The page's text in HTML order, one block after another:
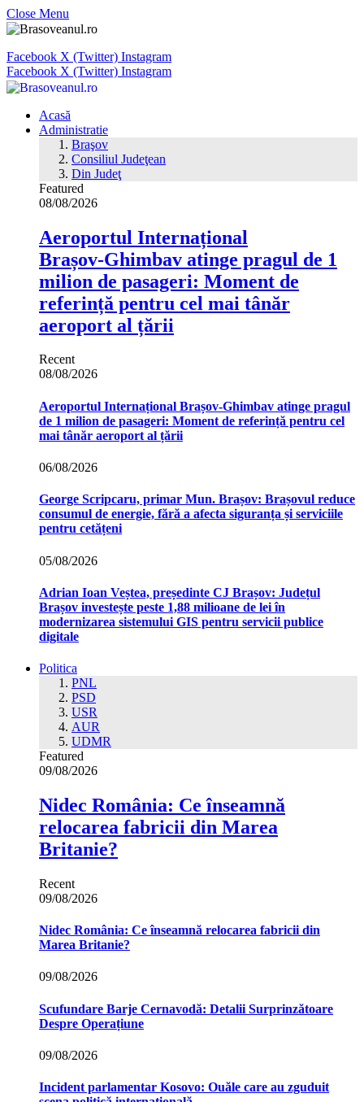
Close Menu
Facebook X (Twitter) Instagram
Facebook X (Twitter) Instagram
Acasă
Administratie
Braşov
Consiliul Judeţean
Din Judeţ
Featured
08/08/2026
Aeroportul Internațional
Brașov‑Ghimbav atinge pragul de 1
milion de pasageri: Moment de
referință pentru cel mai tânăr
aeroport al țării
Recent
08/08/2026
Aeroportul Internațional Brașov‑Ghimbav atinge pragul
de 1 milion de pasageri: Moment de referință pentru cel
mai tânăr aeroport al țării
06/08/2026
George Scripcaru, primar Mun. Brașov: Brașovul reduce
consumul de energie, fără a afecta siguranța și serviciile
pentru cetățeni
05/08/2026
Adrian Ioan Veștea, președinte CJ Brașov: Județul
Brașov investește peste 1,88 milioane de lei în
modernizarea sistemului GIS pentru servicii publice
digitale
Politica
PNL
PSD
USR
AUR
UDMR
Featured
09/08/2026
Nidec România: Ce înseamnă
relocarea fabricii din Marea
Britanie?
Recent
09/08/2026
Nidec România: Ce înseamnă relocarea fabricii din
Marea Britanie?
09/08/2026
Scufundare Barje Cernavodă: Detalii Surprinzătoare
Despre Operațiune
09/08/2026
Incident parlamentar Kosovo: Ouăle care au zguduit